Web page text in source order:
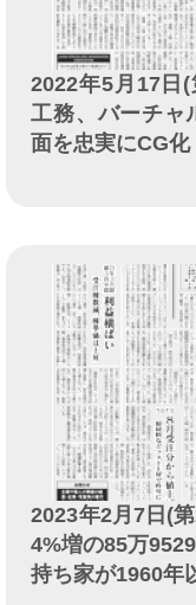
2022年5月17日
工務、バーチャ
面を忠実にCG化
2023年2月7日(
4%増の85万
持ち家が1960年